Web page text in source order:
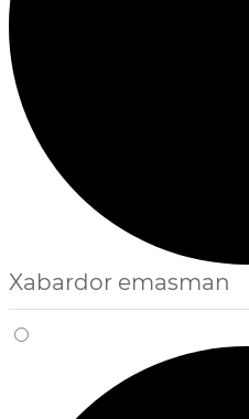
Xabardor emasman